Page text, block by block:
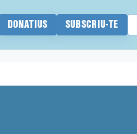
DONATIUS SUBSCRIU-TE